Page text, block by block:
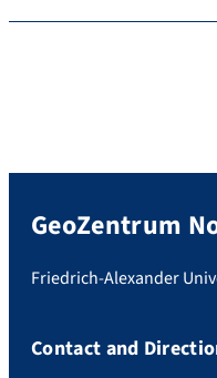
GeoZentrum
Friedrich-Alexander
Contact and